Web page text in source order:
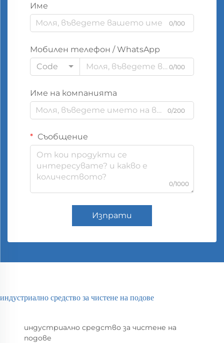
Име
0/100
Мобилен телефон / WhatsApp
Code
0/100
Име на компанията
0/200
Съобщение
0/1000
Изпрати
индустриално средство за чистене на подове
индустриално средство за чистене на
подове